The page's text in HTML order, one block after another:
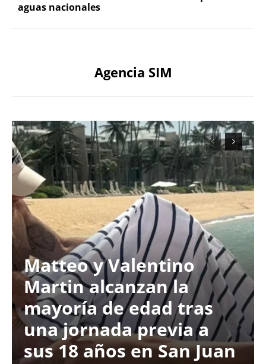
aguas nacionales
Agencia SIM
Matteo y Valentino
Martin alcanzan la
mayoría de edad tras
una jornada previa a
sus 18 años en San Juan